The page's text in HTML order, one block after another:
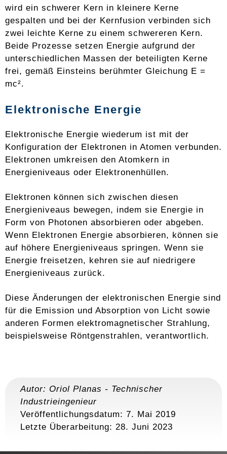
wird ein schwerer Kern in kleinere Kerne
gespalten und bei der Kernfusion verbinden sich
zwei leichte Kerne zu einem schwereren Kern.
Beide Prozesse setzen Energie aufgrund der
unterschiedlichen Massen der beteiligten Kerne
frei, gemäß Einsteins berühmter Gleichung E =
mc².
Elektronische Energie
Elektronische Energie wiederum ist mit der
Konfiguration der Elektronen in Atomen verbunden.
Elektronen umkreisen den Atomkern in
Energieniveaus oder Elektronenhüllen.
Elektronen können sich zwischen diesen
Energieniveaus bewegen, indem sie Energie in
Form von Photonen absorbieren oder abgeben.
Wenn Elektronen Energie absorbieren, können sie
auf höhere Energieniveaus springen. Wenn sie
Energie freisetzen, kehren sie auf niedrigere
Energieniveaus zurück.
Diese Änderungen der elektronischen Energie sind
für die Emission und Absorption von Licht sowie
anderen Formen elektromagnetischer Strahlung,
beispielsweise Röntgenstrahlen, verantwortlich.
Autor: Oriol Planas - Technischer
Industrieingenieur
Veröffentlichungsdatum: 7. Mai 2019
Letzte Überarbeitung: 28. Juni 2023